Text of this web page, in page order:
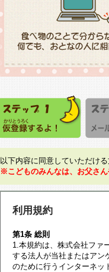
以下内容に同意していただけ
※こどものみんなは、お父さ
利用規約
第1条 総則
1.本規約は、株式会社ファ
する法人が当社またはアン
のために行うインターネッ